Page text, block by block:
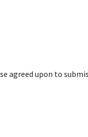
agreed upon to